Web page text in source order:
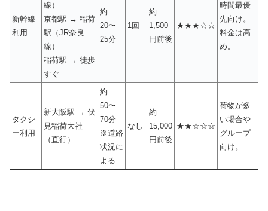
新幹線
利用
線）
京都駅 → 稲荷
駅（JR奈良
線）
稲荷駅 → 徒歩
すぐ
約
20〜
25分
1回
約
1,500
円前後
★★★☆☆
時間最優
先向け。
料金は高
め。
タクシ
ー利用
新大阪駅 → 伏
見稲荷大社
（直行）
約
50〜
70分
※道路
状況に
よる
なし
約
15,000
円前後
★★☆☆☆
荷物が多
い場合や
グループ
向け。